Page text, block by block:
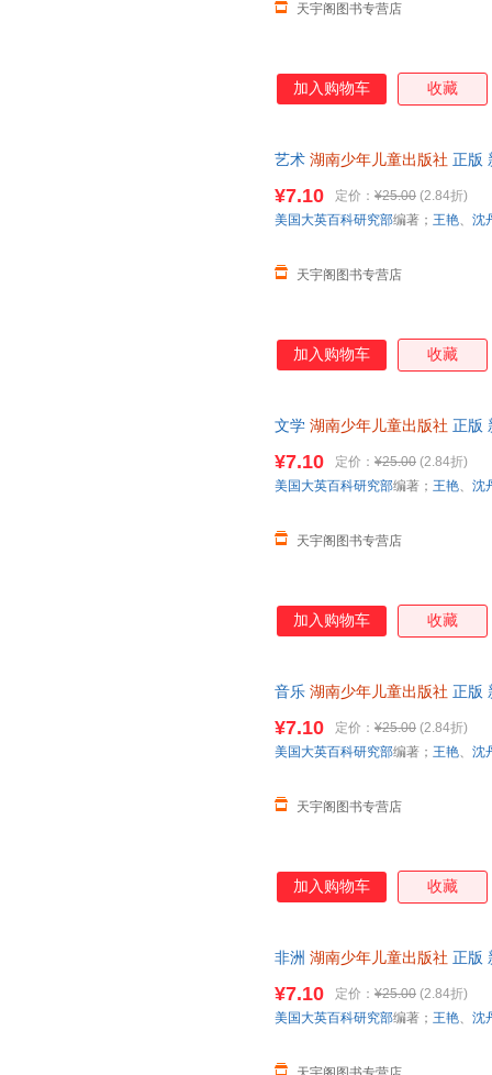
天宇阁图书专营店
加入购物车 收藏
艺术 湖南少年儿童出版社 正版
¥7.10 定价： ¥25.00 (2.84折)
天宇阁图书专营店
美国大英百科研究部编著； 王艳、 沈
加入购物车 收藏
文学 湖南少年儿童出版社 正版
¥7.10 定价： ¥25.00 (2.84折)
天宇阁图书专营店
美国大英百科研究部编著； 王艳、 沈
加入购物车 收藏
音乐 湖南少年儿童出版社 正版
¥7.10 定价： ¥25.00 (2.84折)
天宇阁图书专营店
美国大英百科研究部编著； 王艳、 沈
加入购物车 收藏
非洲 湖南少年儿童出版社 正版
¥7.10 定价： ¥25.00 (2.84折)
美国大英百科研究部编著； 王艳、 沈